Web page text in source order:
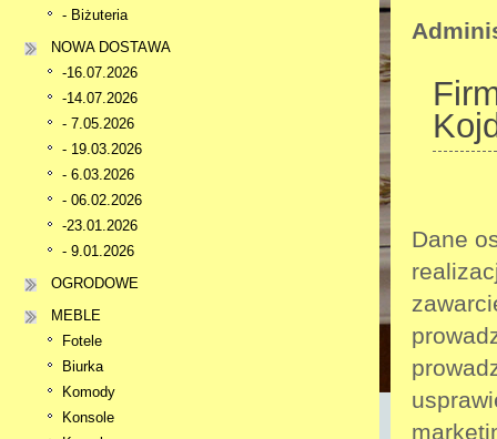
- Biżuteria
NOWA DOSTAWA
-16.07.2026
-14.07.2026
- 7.05.2026
- 19.03.2026
- 6.03.2026
- 06.02.2026
-23.01.2026
- 9.01.2026
OGRODOWE
MEBLE
Fotele
Biurka
Komody
Konsole
Dane